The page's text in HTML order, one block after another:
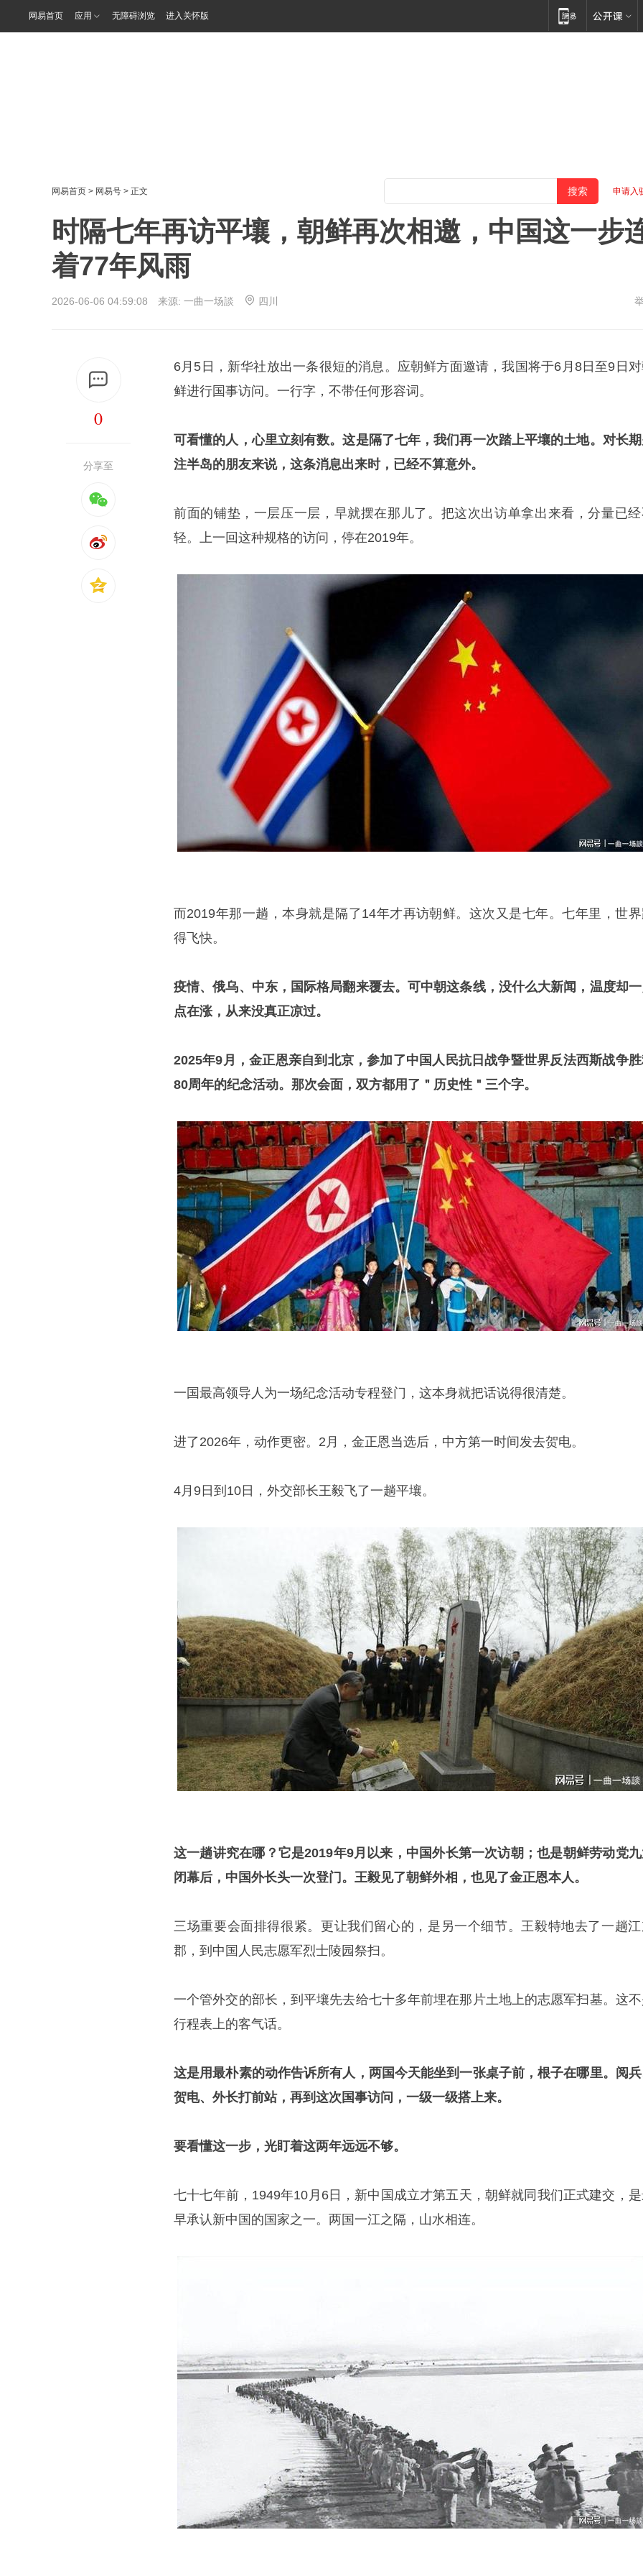
网易首页 应用 无障碍浏览 进入关怀版
网易首页 > 网易号 > 正文 申请入
时隔七年再访平壤，朝鲜再次相邀，中国这一步
着77年风雨
2026-06-06 04:59:08 来源: 一曲一场談 四川
0
分享至
6月5日，新华社放出一条很短的消息。应朝鲜方面邀请，我国将于6月8日至9日
鲜进行国事访问。一行字，不带任何形容词。
可看懂的人，心里立刻有数。这是隔了七年，我们再一次踏上平壤的土地。对长
注半岛的朋友来说，这条消息出来时，已经不算意外。
前面的铺垫，一层压一层，早就摆在那儿了。把这次出访单拿出来看，分量已
轻。上一回这种规格的访问，停在2019年。
而2019年那一趟，本身就是隔了14年才再访朝鲜。这次又是七年。七年里，世
得飞快。
疫情、俄乌、中东，国际格局翻来覆去。可中朝这条线，没什么大新闻，温度却
点在涨，从来没真正凉过。
2025年9月，金正恩亲自到北京，参加了中国人民抗日战争暨世界反法西斯战争
80周年的纪念活动。那次会面，双方都用了＂历史性＂三个字。
一国最高领导人为一场纪念活动专程登门，这本身就把话说得很清楚。
进了2026年，动作更密。2月，金正恩当选后，中方第一时间发去贺电。
4月9日到10日，外交部长王毅飞了一趟平壤。
这一趟讲究在哪？它是2019年9月以来，中国外长第一次访朝；也是朝鲜劳动党
闭幕后，中国外长头一次登门。王毅见了朝鲜外相，也见了金正恩本人。
三场重要会面排得很紧。更让我们留心的，是另一个细节。王毅特地去了一趟
郡，到中国人民志愿军烈士陵园祭扫。
一个管外交的部长，到平壤先去给七十多年前埋在那片土地上的志愿军扫墓。这
行程表上的客气话。
这是用最朴素的动作告诉所有人，两国今天能坐到一张桌子前，根子在哪里。阅
贺电、外长打前站，再到这次国事访问，一级一级搭上来。
要看懂这一步，光盯着这两年远远不够。
七十七年前，1949年10月6日，新中国成立才第五天，朝鲜就同我们正式建交，
早承认新中国的国家之一。两国一江之隔，山水相连。